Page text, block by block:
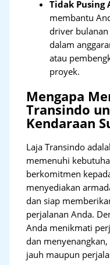
Tidak Pusing
membantu
driver bulanan
dalam
atau
proyek.
Mengapa
Transindo
Kendaraan
Laja Transindo
memenuhi
berkomitmen
menyediakan
dan siap
perjalanan Anda.
Anda menikmati
dan
jauh maupun